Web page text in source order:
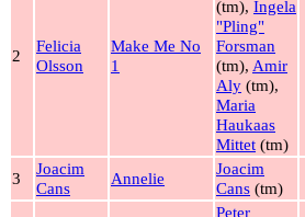
2
Felicia
Olsson
Make Me No
1
(tm), Ingela
"Pling"
Forsman
(tm), Amir
Aly (tm),
Maria
Haukaas
Mittet (tm)
3
Joacim
Cans
Annelie
Joacim
Cans (tm)
Peter